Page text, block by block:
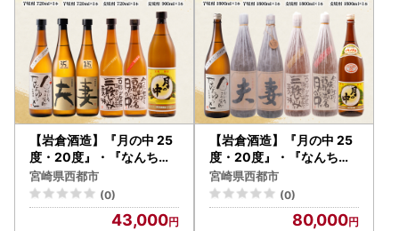
【岩倉酒造】『月の中 25
度・20度』・『なんちゅ
うと』・『妻』・『夫』・
『三段仕込み』 ６種セッ
ト ＜7-37a＞
宮崎県西都市
(0)
43,000
【岩倉酒造】『月の中 25
度・20度』・『なんちゅ
うと』・『妻』・『夫』・
『三段仕込み』 1800ｍｌ
×6本セット＜7-42a＞
宮崎県西都市
(0)
80,000